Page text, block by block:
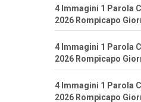
4 Immagini 1 Parola
2026 Rompicapo
4 Immagini 1 Parola
2026 Rompicapo
4 Immagini 1 Parola
2026 Rompicapo